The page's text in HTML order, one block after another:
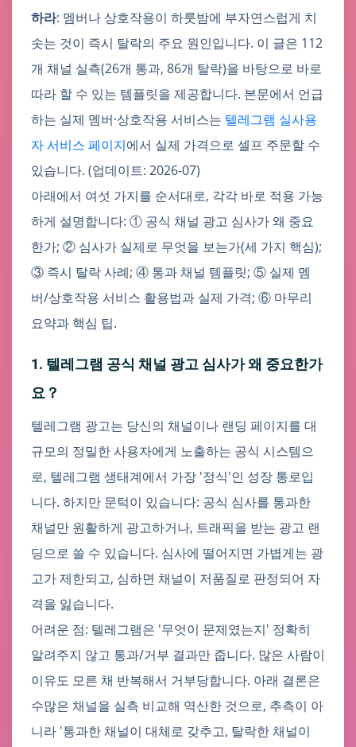
하라: 멤버나 상호작용이 하룻밤에 부자연스럽게 치
솟는 것이 즉시 탈락의 주요 원인입니다. 이 글은 112
개 채널 실측(26개 통과, 86개 탈락)을 바탕으로 바로
따라 할 수 있는 템플릿을 제공합니다. 본문에서 언급
하는 실제 멤버·상호작용 서비스는 텔레그램 실사용
자 서비스 페이지에서 실제 가격으로 셀프 주문할 수
있습니다. (업데이트: 2026-07)
아래에서 여섯 가지를 순서대로, 각각 바로 적용 가능
하게 설명합니다: ① 공식 채널 광고 심사가 왜 중요
한가; ② 심사가 실제로 무엇을 보는가(세 가지 핵심);
③ 즉시 탈락 사례; ④ 통과 채널 템플릿; ⑤ 실제 멤
버/상호작용 서비스 활용법과 실제 가격; ⑥ 마무리
요약과 핵심 팁.
1. 텔레그램 공식 채널 광고 심사가 왜 중요한가
요？
텔레그램 광고는 당신의 채널이나 랜딩 페이지를 대
규모의 정밀한 사용자에게 노출하는 공식 시스템으
로, 텔레그램 생태계에서 가장 '정식'인 성장 통로입
니다. 하지만 문턱이 있습니다: 공식 심사를 통과한
채널만 원활하게 광고하거나, 트래픽을 받는 광고 랜
딩으로 쓸 수 있습니다. 심사에 떨어지면 가볍게는 광
고가 제한되고, 심하면 채널이 저품질로 판정되어 자
격을 잃습니다.
어려운 점: 텔레그램은 '무엇이 문제였는지' 정확히
알려주지 않고 통과/거부 결과만 줍니다. 많은 사람이
이유도 모른 채 반복해서 거부당합니다. 아래 결론은
수많은 채널을 실측 비교해 역산한 것으로, 추측이 아
니라 '통과한 채널이 대체로 갖추고, 탈락한 채널이